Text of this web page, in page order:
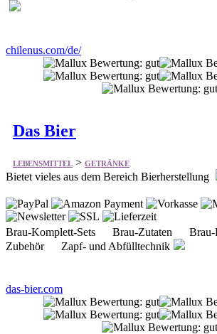
chilenus.com/de/
Das Bier
LEBENSMITTEL > GETRÄNKE
Bietet vieles aus dem Bereich Bierherstellung
Brau-Komplett-Sets Brau-Zutaten Brau-
Zubehör Zapf- und Abfülltechnik
das-bier.com